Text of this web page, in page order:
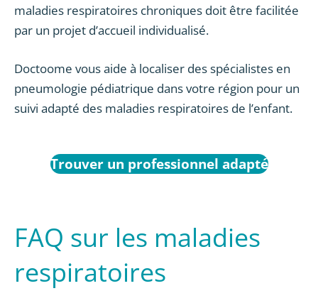
maladies respiratoires chroniques doit être facilitée
par un projet d’accueil individualisé.
Doctoome vous aide à localiser des spécialistes en
pneumologie pédiatrique dans votre région pour un
suivi adapté des maladies respiratoires de l’enfant.
Trouver un professionnel adapté
FAQ sur les maladies
respiratoires